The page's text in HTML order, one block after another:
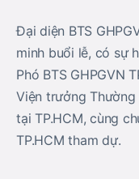
Đại diện BTS
minh buổi lễ, có sự
Phó BTS GHPGVN
Viện trưởng
tại TP.HCM, cùng
TP.HCM tham dự.